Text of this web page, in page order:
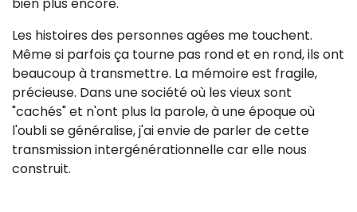
Les histoires des personnes agées me touchent.
Même si parfois ça tourne pas rond et en rond, ils ont
beaucoup à transmettre. La mémoire est fragile,
précieuse. Dans une société où les vieux sont
"cachés" et n'ont plus la parole, à une époque où
l'oubli se généralise, j'ai envie de parler de cette
transmission intergénérationnelle car elle nous
construit.